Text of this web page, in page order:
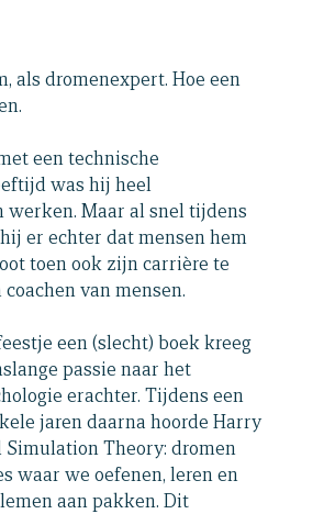
als dromenexpert. Hoe een
een technische
was hij heel
Maar al snel tijdens
er echter dat mensen hem
toen ook zijn carrière te
van mensen.
een (slecht) boek kreeg
passie naar het
erachter. Tijdens een
jaren daarna hoorde Harry
Theory: dromen
waar we oefenen, leren en
aan pakken. Dit